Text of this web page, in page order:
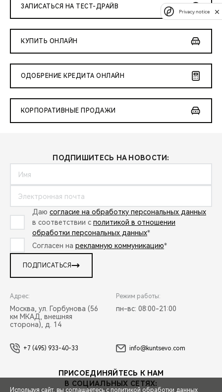
ЗАПИСАТЬСЯ НА ТЕСТ-ДРАЙВ
КУПИТЬ ОНЛАЙН
ОДОБРЕНИЕ КРЕДИТА ОНЛАЙН
КОРПОРАТИВНЫЕ ПРОДАЖИ
ПОДПИШИТЕСЬ НА НОВОСТИ:
Даю согласие на обработку персональных данных
в соответствии с политикой в отношении
обработки персональных данных*
Согласен на рекламную коммуникацию*
ПОДПИСАТЬСЯ
Адрес:
Москва, ул. Горбунова (56
км МКАД, внешняя
сторона), д. 14
Режим работы:
пн-вс: 08:00-21:00
+7 (495) 933-40-33 info@kuntsevo.com
ПРИСОЕДИНЯЙТЕСЬ К НАМ
В СОЦИАЛЬНЫХ СЕТЯХ:
Используя сайт, вы соглашаетесь с политикой обработки данных
Privacy notice